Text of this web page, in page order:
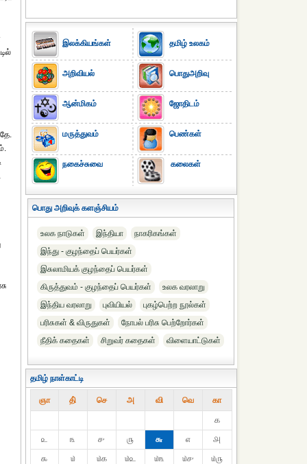
இலக்கியங்கள்
அறிவியல்
ஆன்மிகம்
மருத்துவம்
நகைச்சுவை
தமிழ் உலகம்
பொதுஅறிவு
ஜோதிடம்
பெண்கள்
கலைகள்
பொது அறிவுக் களஞ்சியம்
உலக நாடுகள் இந்தியா
நாகரிகங்கள்
இந்து - குழந்தைப் பெயர்கள்
இசுலாமியக் குழந்தைப் பெயர்கள்
கிருத்துவம் - குழந்தைப் பெயர்கள்
உலக வரலாறு
இந்திய வரலாறு
புவியியல்
புகழ்பெற்ற நூல்கள்
பரிசுகள் & விருதுகள்
நோபல் பரிசு‎ பெற்றோர்‎கள்
நீதிக் கதைகள்
சிறுவர் கதைகள் விளையாட்டுகள்
தமிழ் நாள்காட்டி
ஞா தி் செ அ வி வெ கா
௧
௨
௩ ௪ ௫ ௬ ௭
௮
௯
௰ ௰௧ ௰௨ ௰௩ ௰௪
௰௫